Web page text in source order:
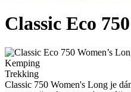
Classic Eco
Kemping
Trekking
Classic 750 Women's Long je